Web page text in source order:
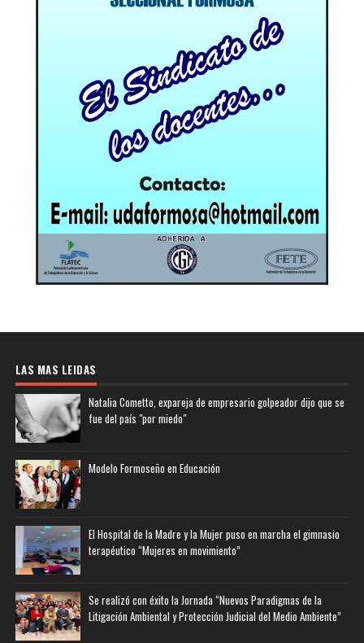
LAS MAS LEIDAS
Natalia Cometto, expareja de empresario golpeador dijo que se
fue del país "por miedo"
Modelo Formoseño en Educación
El Hospital de la Madre y la Mujer puso en marcha el gimnasio
terapéutico “Mujeres en movimiento”
Se realizó con éxito la Jornada “Nuevos Paradigmas de la
Litigación Ambiental y Protección Judicial del Medio Ambiente”